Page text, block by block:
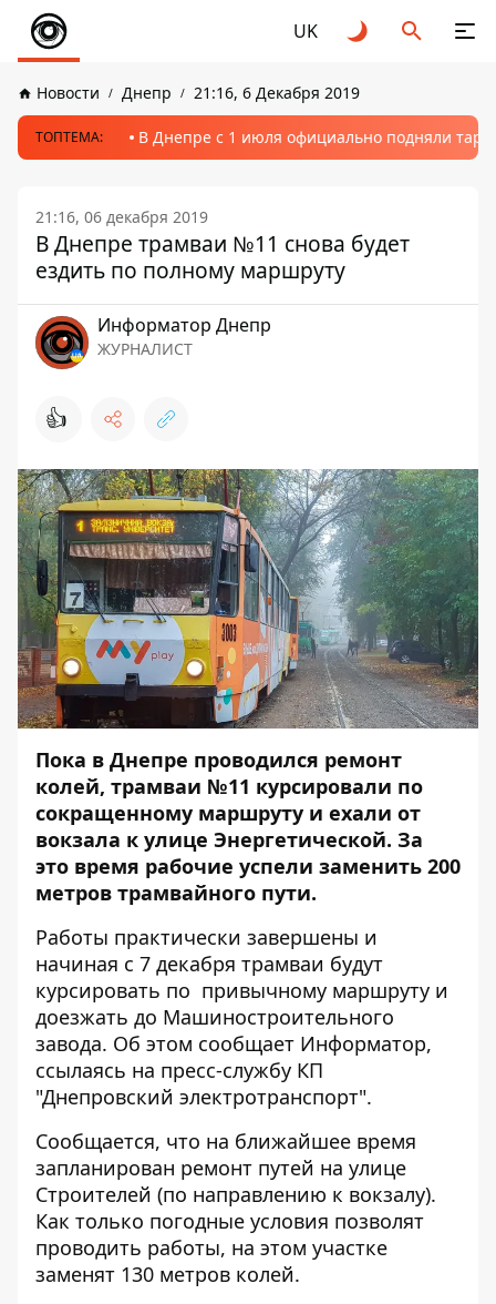
UK
Новости Днепр 21:16, 6 Декабря 2019
ТОПТЕМА: В Днепре с 1 июля официально подняли
21:16, 06 декабря 2019
В Днепре трамваи №11 снова будет
ездить по полному маршруту
Информатор Днепр
ЖУРНАЛИСТ
👍
Пока в Днепре проводился ремонт
колей, трамваи №11 курсировали по
сокращенному маршруту и ехали от
вокзала к улице Энергетической. За
это время рабочие успели заменить 200
метров трамвайного пути.
Работы практически завершены и
начиная с 7 декабря трамваи будут
курсировать по привычному маршруту и
доезжать до Машиностроительного
завода. Об этом сообщает Информатор,
ссылаясь на пресс-службу КП
"Днепровский электротранспорт".
Сообщается, что на ближайшее время
запланирован ремонт путей на улице
Строителей (по направлению к вокзалу).
Как только погодные условия позволят
проводить работы, на этом участке
заменят 130 метров колей.